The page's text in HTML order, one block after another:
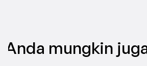
Anda mungkin